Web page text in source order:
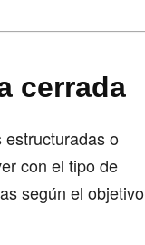
cerrada
o
con el tipo de
según el objetivo